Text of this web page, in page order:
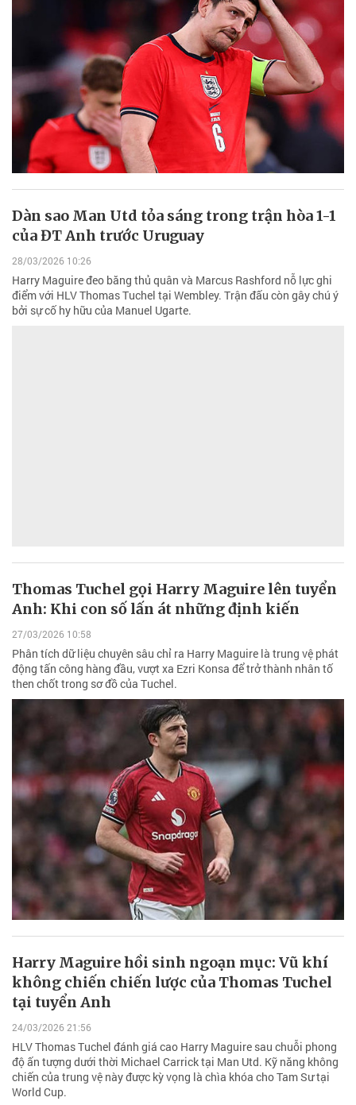
Dàn sao Man Utd tỏa sáng trong trận hòa 1-1
của ĐT Anh trước Uruguay
28/03/2026 10:26
Harry Maguire đeo băng thủ quân và Marcus Rashford nỗ lực ghi
điểm với HLV Thomas Tuchel tại Wembley. Trận đấu còn gây chú ý
bởi sự cố hy hữu của Manuel Ugarte.
Thomas Tuchel gọi Harry Maguire lên tuyển
Anh: Khi con số lấn át những định kiến
27/03/2026 10:58
Phân tích dữ liệu chuyên sâu chỉ ra Harry Maguire là trung vệ phát
động tấn công hàng đầu, vượt xa Ezri Konsa để trở thành nhân tố
then chốt trong sơ đồ của Tuchel.
Harry Maguire hồi sinh ngoạn mục: Vũ khí
không chiến chiến lược của Thomas Tuchel
tại tuyển Anh
24/03/2026 21:56
HLV Thomas Tuchel đánh giá cao Harry Maguire sau chuỗi phong
độ ấn tượng dưới thời Michael Carrick tại Man Utd. Kỹ năng không
chiến của trung vệ này được kỳ vọng là chìa khóa cho Tam Sư tại
World Cup.